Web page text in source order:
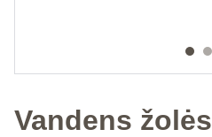
Vandens žolės